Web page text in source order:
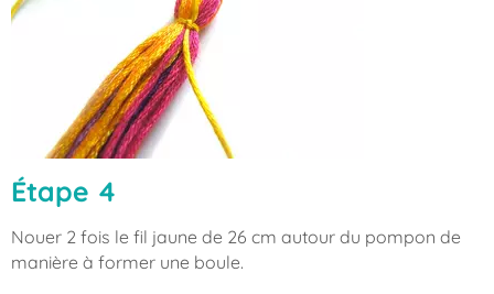
Étape 4
Nouer 2 fois le fil jaune de 26 cm autour du pompon de
manière à former une boule.